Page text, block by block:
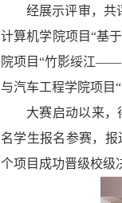
经展示评审，共
计算机学院项目“基
院项目“竹影绥江——
与汽车工程学院项目
大赛启动以来
名学生报名参赛，
个项目成功晋级校级